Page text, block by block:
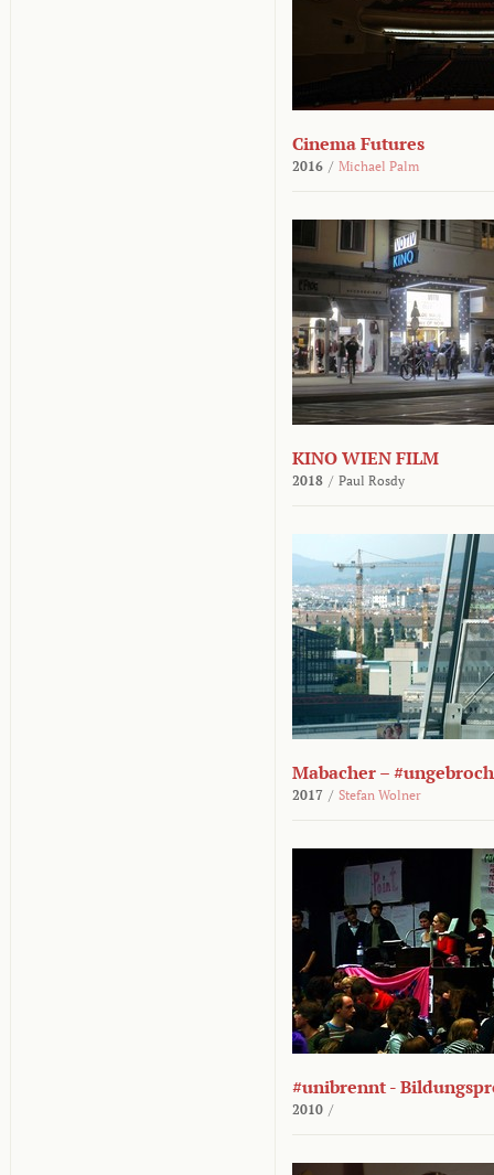
Cinema Futures
2016 / Michael Palm
KINO WIEN FILM
2018 / Paul Rosdy
Mabacher –
2017 / Stefan Wolner
#unibrennt -
2010 /